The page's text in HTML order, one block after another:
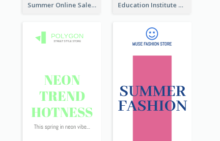
Summer Online Sale Skyscraper Banner Education Institute Registration Wide Skyscraper Banner